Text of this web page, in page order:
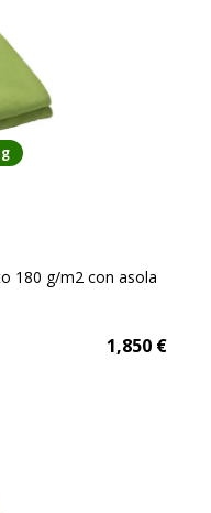
180 g/m2 con asola
1,850 €